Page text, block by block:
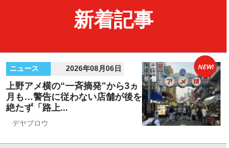
新着記事
ニュース 2026年08月06日
上野アメ横の“一斉摘発”から3ヵ
月も…警告に従わない店舗が後を
絶たず「路上...
デヤブロウ
NEW!